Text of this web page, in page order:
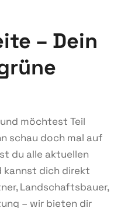
– Dein
möchtest Teil
schau doch mal auf
du alle aktuellen
kannst dich direkt
Landschaftsbauer,
– wir bieten dir